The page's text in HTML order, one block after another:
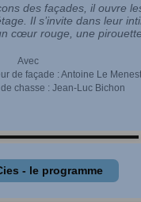
des façades, il ouvre
Il s’invite dans leur
cœur rouge, une
Avec
de façade : Antoine Le
chasse : Jean-Luc Bichon
- le programme